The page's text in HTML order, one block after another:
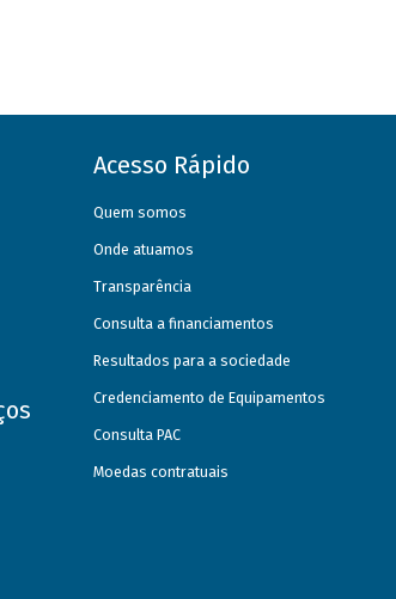
Acesso Rápido
Quem somos
Onde atuamos
Transparência
Consulta a financiamentos
Resultados para a sociedade
Credenciamento de Equipamentos
Consulta PAC
Moedas contratuais